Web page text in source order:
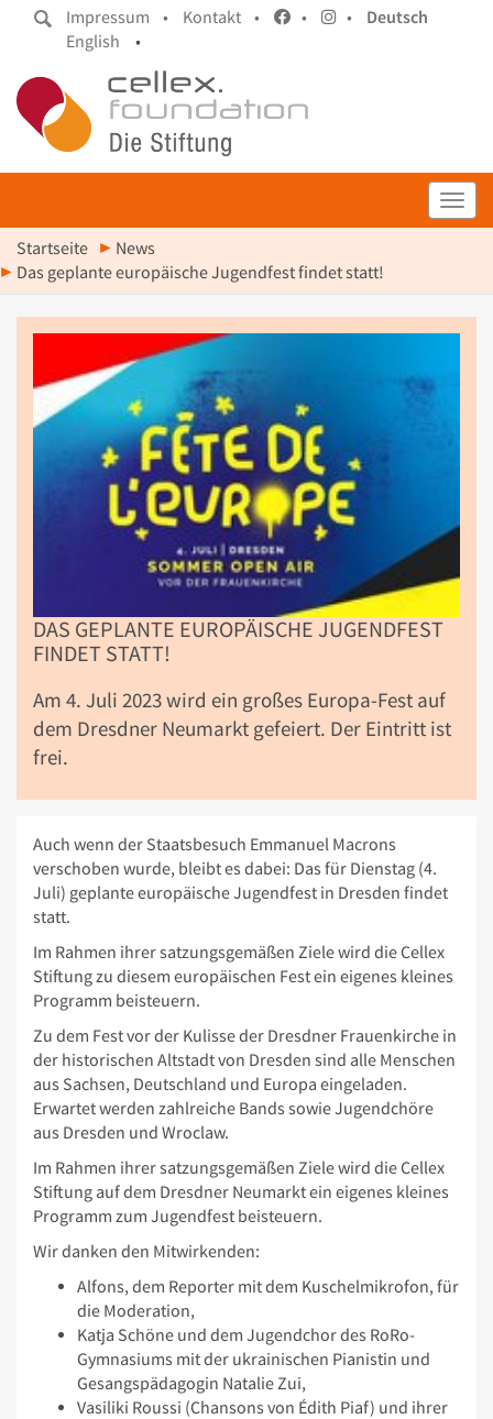
Impressum • Kontakt • • •
Deutsch
English
•
Startseite
News
Das geplante europäische Jugendfest findet statt!
DAS GEPLANTE EUROPÄISCHE JUGENDFEST
FINDET STATT!
Am 4. Juli 2023 wird ein großes Europa-Fest auf
dem Dresdner Neumarkt gefeiert. Der Eintritt ist
frei.
Auch wenn der Staatsbesuch Emmanuel Macrons
verschoben wurde, bleibt es dabei: Das für Dienstag (4.
Juli) geplante europäische Jugendfest in Dresden findet
statt.
Im Rahmen ihrer satzungsgemäßen Ziele wird die Cellex
Stiftung zu diesem europäischen Fest ein eigenes kleines
Programm beisteuern.
Zu dem Fest vor der Kulisse der Dresdner Frauenkirche in
der historischen Altstadt von Dresden sind alle Menschen
aus Sachsen, Deutschland und Europa eingeladen.
Erwartet werden zahlreiche Bands sowie Jugendchöre
aus Dresden und Wroclaw.
Im Rahmen ihrer satzungsgemäßen Ziele wird die Cellex
Stiftung auf dem Dresdner Neumarkt ein eigenes kleines
Programm zum Jugendfest beisteuern.
Wir danken den Mitwirkenden:
Alfons, dem Reporter mit dem Kuschelmikrofon, für
die Moderation,
Katja Schöne und dem Jugendchor des RoRo-
Gymnasiums mit der ukrainischen Pianistin und
Gesangspädagogin Natalie Zui,
Vasiliki Roussi (Chansons von Édith Piaf) und ihrer